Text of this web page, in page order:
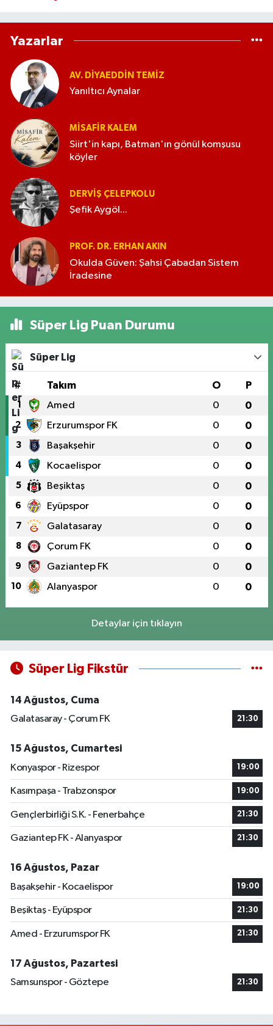
Yazarlar
AV. DIYAEDDIN TEMIZ
Yanıltıcı Aynalar
MISAFIR KALEM
Siirt'in kapı, Batman'ın gönül komşusu
köyler
DERVIŞ ÇELEPKOLU
Şefik Aygöl...
PROF. DR. ERHAN AKIN
Okulda Güven: Şahsi Çabadan Sistem
İradesine
Süper Lig Puan Durumu
Süper Lig
# Takım O P
1 Amed 0 0
2 Erzurumspor FK 0 0
3 Başakşehir 0 0
4 Kocaelispor 0 0
5 Beşiktaş 0 0
6 Eyüpspor 0 0
7 Galatasaray 0 0
8 Çorum FK 0 0
9 Gaziantep FK 0 0
10 Alanyaspor 0 0
Detaylar için tıklayın
Süper Lig Fikstür
14 Ağustos, Cuma
Galatasaray - Çorum FK
21:30
15 Ağustos, Cumartesi
Konyaspor - Rizespor
19:00
Kasımpaşa - Trabzonspor 19:00
Gençlerbirliği S.K. - Fenerbahçe 21:30
Gaziantep FK - Alanyaspor 21:30
16 Ağustos, Pazar
Başakşehir - Kocaelispor
19:00
Beşiktaş - Eyüpspor 21:30
Amed - Erzurumspor FK 21:30
17 Ağustos, Pazartesi
Samsunspor - Göztepe
21:30